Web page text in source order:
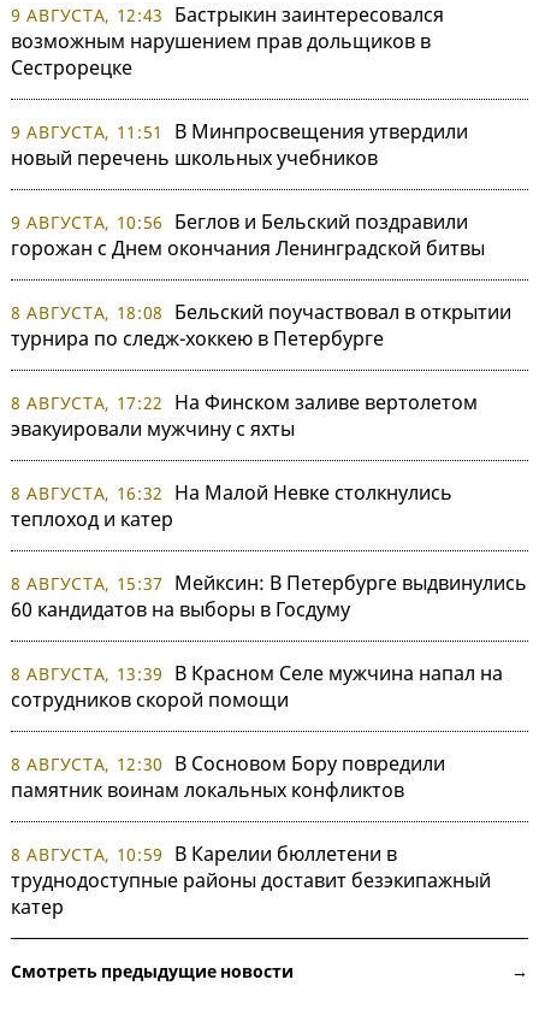
9 АВГУСТА, 12:43
Бастрыкин заинтересовался
возможным нарушением прав дольщиков в
Сестрорецке
9 АВГУСТА, 11:51
В Минпросвещения утвердили
новый перечень школьных учебников
9 АВГУСТА, 10:56
Беглов и Бельский поздравили
горожан с Днем окончания Ленинградской битвы
8 АВГУСТА, 18:08
Бельский поучаствовал в открытии
турнира по следж-хоккею в Петербурге
8 АВГУСТА, 17:22
На Финском заливе вертолетом
эвакуировали мужчину с яхты
8 АВГУСТА, 16:32
На Малой Невке столкнулись
теплоход и катер
8 АВГУСТА, 15:37
Мейксин: В Петербурге выдвинулись
60 кандидатов на выборы в Госдуму
8 АВГУСТА, 13:39
В Красном Селе мужчина напал на
сотрудников скорой помощи
8 АВГУСТА, 12:30
В Сосновом Бору повредили
памятник воинам локальных конфликтов
8 АВГУСТА, 10:59
В Карелии бюллетени в
труднодоступные районы доставит безэкипажный
катер
Смотреть предыдущие новости →